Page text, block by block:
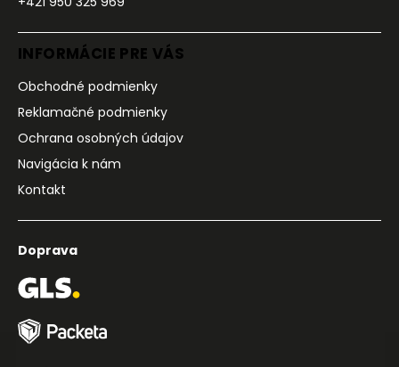
INFORMÁCIE PRE VÁS
Obchodné podmienky
Reklamačné podmienky
Ochrana osobných údajov
Navigácia k nám
Kontakt
Doprava